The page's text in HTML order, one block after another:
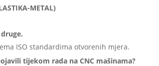
METAL)
ISO standardima otvorenih mjera.
tijekom rada na CNC mašinama?